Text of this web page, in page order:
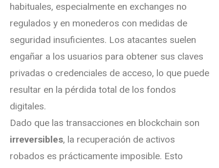
habituales, especialmente en exchanges no
regulados y en monederos con medidas de
seguridad insuficientes. Los atacantes suelen
engañar a los usuarios para obtener sus claves
privadas o credenciales de acceso, lo que puede
resultar en la pérdida total de los fondos
digitales.
Dado que las transacciones en blockchain son
irreversibles, la recuperación de activos
robados es prácticamente imposible. Esto